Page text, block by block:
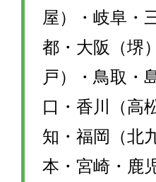
屋）・岐阜・
都・大阪（堺
戸）・鳥取・
口・香川（高
知・福岡（北
本・宮崎・鹿